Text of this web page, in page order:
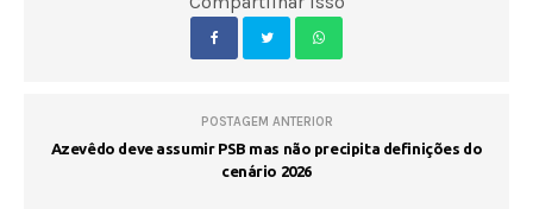
POSTAGEM ANTERIOR
Azevêdo deve assumir PSB mas não precipita definições do
cenário 2026